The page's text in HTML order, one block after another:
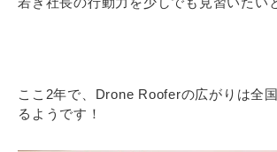
ここ2年で、Drone Rooferの広がりは全
るようです！